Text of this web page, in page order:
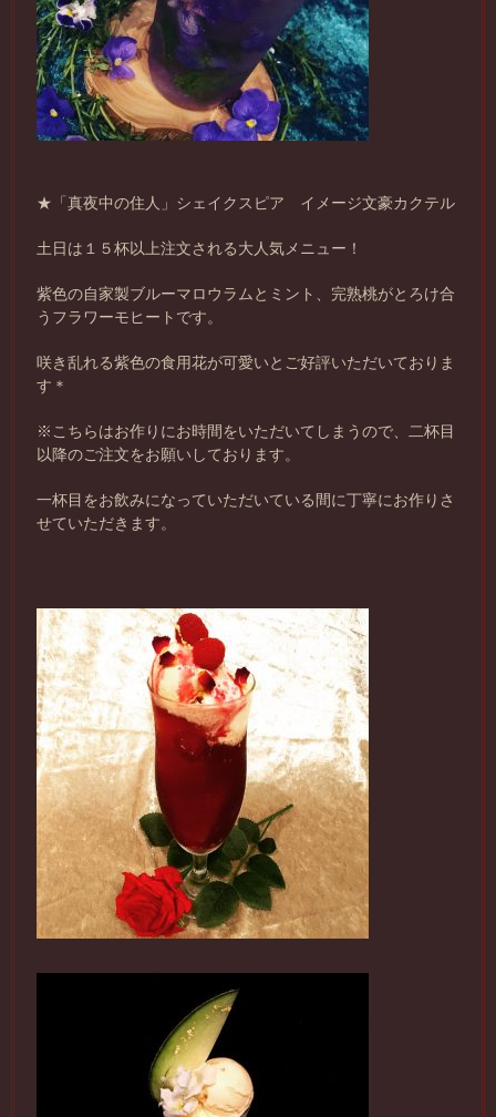
★「真夜中の住人」シェイクスピア イメージ文豪カクテル
土日は１５杯以上注文される大人気メニュー！
紫色の自家製ブルーマロウラムとミント、完熟桃がとろけ合
うフラワーモヒートです。
咲き乱れる紫色の食用花が可愛いとご好評いただいておりま
す＊
※こちらはお作りにお時間をいただいてしまうので、二杯目
以降のご注文をお願いしております。
一杯目をお飲みになっていただいている間に丁寧にお作りさ
せていただきます。